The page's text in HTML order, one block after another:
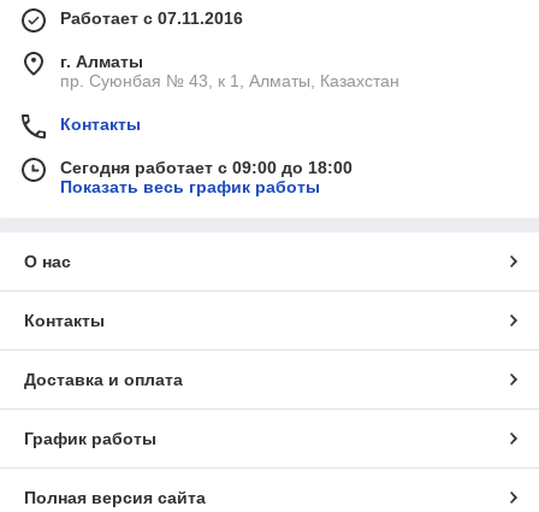
Работает с 07.11.2016
г. Алматы
пр. Суюнбая № 43, к 1, Алматы, Казахстан
Контакты
Сегодня работает с 09:00 до 18:00
Показать весь график работы
О нас
Контакты
Доставка и оплата
График работы
Полная версия сайта